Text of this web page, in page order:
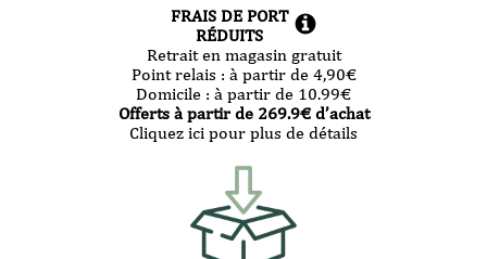
FRAIS DE PORT
RÉDUITS
Retrait en magasin gratuit
Point relais : à partir de 4,90€
Domicile : à partir de 10.99€
Offerts à partir de 269.9€ d’achat
Cliquez ici pour plus de détails